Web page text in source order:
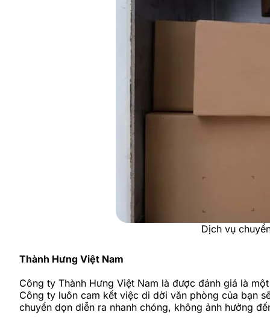
Dịch vụ
Thành Hưng Việt Nam
Công ty Thành Hưng Việt Nam là được đánh giá là
Công ty luôn cam kết việc di dời văn phòng của bạn
chuyển dọn diễn ra nhanh chóng, không ảnh hưởng